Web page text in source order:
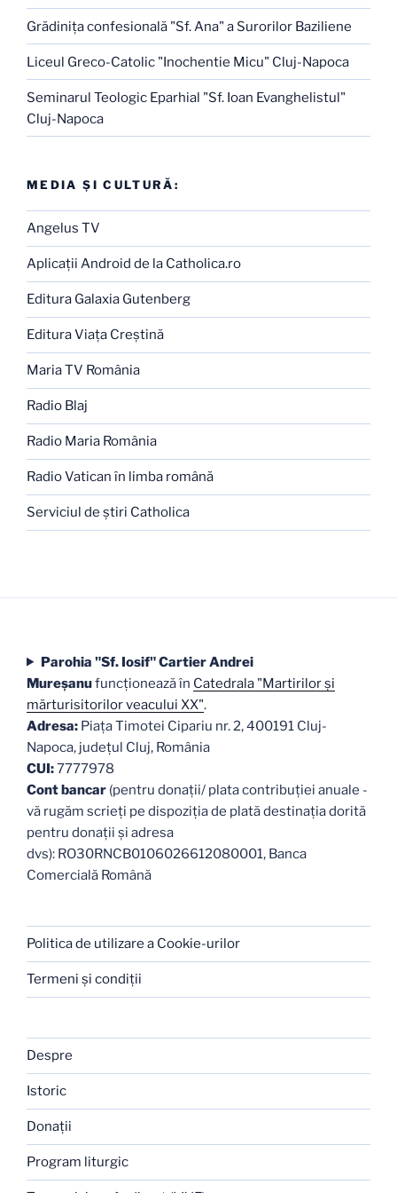
Grădiniţa confesională "Sf. Ana" a Surorilor Baziliene
Liceul Greco-Catolic "Inochentie Micu" Cluj-Napoca
Seminarul Teologic Eparhial "Sf. Ioan Evanghelistul"
Cluj-Napoca
MEDIA ŞI CULTURĂ:
Angelus TV
Aplicaţii Android de la Catholica.ro
Editura Galaxia Gutenberg
Editura Viaţa Creştină
Maria TV România
Radio Blaj
Radio Maria România
Radio Vatican în limba română
Serviciul de ştiri Catholica
Parohia "Sf. Iosif" Cartier Andrei
Mureşanufuncţionează în Catedrala "Martirilor şi
mărturisitorilor veacului XX".
Adresa: Piaţa Timotei Cipariu nr. 2, 400191 Cluj-
Napoca, judeţul Cluj, România
CUI:7777978
Cont bancar (pentru donații/ plata contribuției anuale -
vă rugăm scrieți pe dispoziția de plată destinația dorită
pentru donații și adresa
dvs): RO30RNCB0106026612080001, Banca
Comercială Română
Politica de utilizare a Cookie-urilor
Termeni şi condiţii
Despre
Istoric
Donaţii
Program liturgic